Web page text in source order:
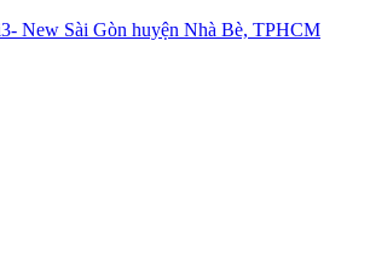
New Sài Gòn huyện Nhà Bè, TPHCM